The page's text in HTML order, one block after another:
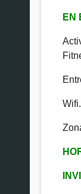
EN
Wifi.